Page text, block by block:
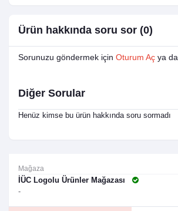
Mağaza
İÜC Logolu Ürünler Mağazası
-
Ürün hakkında soru sor (0)
Sorunuzu göndermek için Oturum Aç ya da
Diğer Sorular
Henüz kimse bu ürün hakkında soru sormadı